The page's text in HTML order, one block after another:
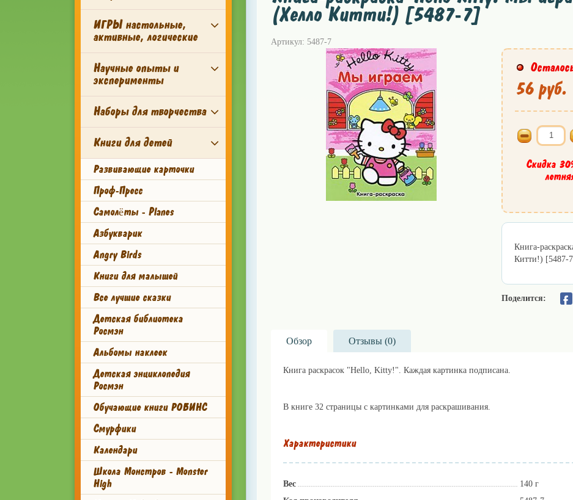
ИГРЫ настольные,
активные, логические
Научные опыты и
эксперименты
Наборы для творчества
Книги для детей
Развивающие карточки
Проф-Пресс
Самолёты - Planes
Азбукварик
Angry Birds
Книги для малышей
Все лучшие сказки
Детская библиотека
Росмэн
Альбомы наклеек
Детская энциклопедия
Росмэн
Обучающие книги РОБИНС
Смурфики
Календари
Школа Монстров - Monster
High
(Хелло Китти!) [5487-7]
Артикул: 5487-7
56 руб.
Скидка
Книга-
Китти!) [5487-
Поделится:
Обзор Отзывы (0)
Книга раскрасок "Hello, Kitty!". Каждая картинка подписана.
В книге 32 страницы с картинками для раскрашивания.
Характеристики
Вес
140 г